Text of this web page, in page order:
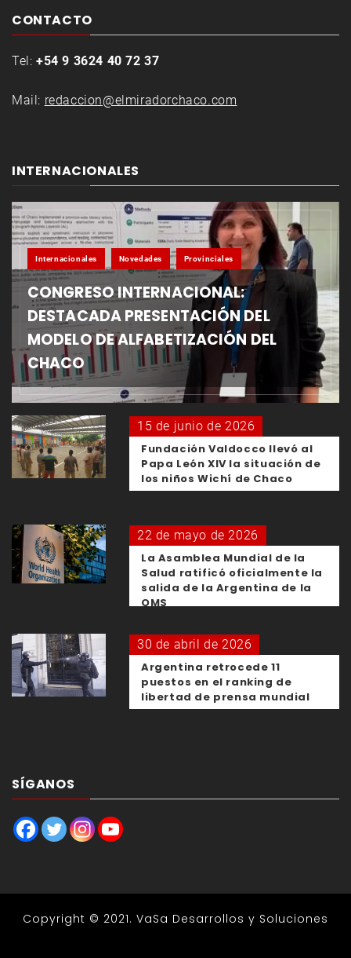
CONTACTO
Tel: +54 9 3624 40 72 37
Mail: redaccion@elmiradorchaco.com
INTERNACIONALES
Internacionales Novedades Provinciales
CONGRESO INTERNACIONAL:
DESTACADA PRESENTACIÓN DEL
MODELO DE ALFABETIZACIÓN DEL
CHACO
15 de junio de 2026
Fundación Valdocco llevó al
Papa León XIV la situación de
los niños Wichí de Chaco
22 de mayo de 2026
La Asamblea Mundial de la
Salud ratificó oficialmente la
salida de la Argentina de la
OMS
30 de abril de 2026
Argentina retrocede 11
puestos en el ranking de
libertad de prensa mundial
SÍGANOS
Copyright © 2021. VaSa Desarrollos y Soluciones